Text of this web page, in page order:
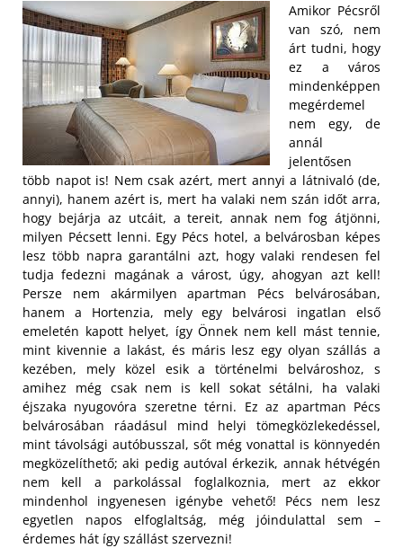
Amikor Pécsről
van szó, nem
árt tudni, hogy
ez a város
mindenképpen
megérdemel
nem egy, de
annál
jelentősen
több napot is! Nem csak azért, mert annyi a látnivaló (de,
annyi), hanem azért is, mert ha valaki nem szán időt arra,
hogy bejárja az utcáit, a tereit, annak nem fog átjönni,
milyen Pécsett lenni. Egy Pécs hotel, a belvárosban képes
lesz több napra garantálni azt, hogy valaki rendesen fel
tudja fedezni magának a várost, úgy, ahogyan azt kell!
Persze nem akármilyen apartman Pécs belvárosában,
hanem a Hortenzia, mely egy belvárosi ingatlan első
emeletén kapott helyet, így Önnek nem kell mást tennie,
mint kivennie a lakást, és máris lesz egy olyan szállás a
kezében, mely közel esik a történelmi belvároshoz, s
amihez még csak nem is kell sokat sétálni, ha valaki
éjszaka nyugovóra szeretne térni. Ez az apartman Pécs
belvárosában ráadásul mind helyi tömegközlekedéssel,
mint távolsági autóbusszal, sőt még vonattal is könnyedén
megközelíthető; aki pedig autóval érkezik, annak hétvégén
nem kell a parkolással foglalkoznia, mert az ekkor
mindenhol ingyenesen igénybe vehető! Pécs nem lesz
egyetlen napos elfoglaltság, még jóindulattal sem –
érdemes hát így szállást szervezni!